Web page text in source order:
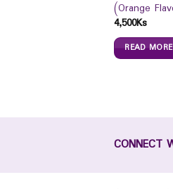
(Orange
4,500Ks
READ MORE
CONNECT